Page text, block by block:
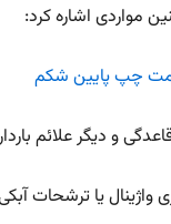
مواردی اشاره کرد:
چپ پایین شکم
و دیگر علائم
واژینال یا ترشحات